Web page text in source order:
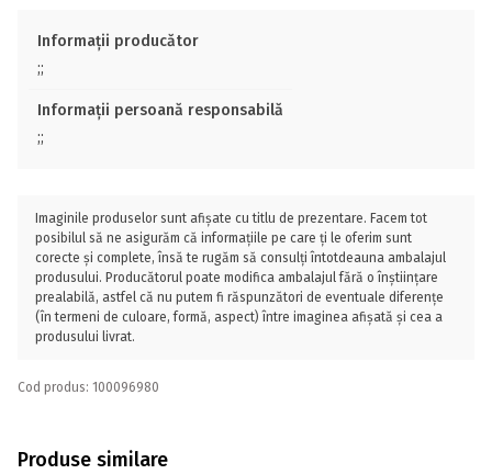
Informații producător
;;
Informații persoană responsabilă
;;
Imaginile produselor sunt afișate cu titlu de prezentare. Facem tot
posibilul să ne asigurăm că informațiile pe care ți le oferim sunt
corecte și complete, însă te rugăm să consulți întotdeauna ambalajul
produsului. Producătorul poate modifica ambalajul fără o înștiințare
prealabilă, astfel că nu putem fi răspunzători de eventuale diferențe
(în termeni de culoare, formă, aspect) între imaginea afișată și cea a
produsului livrat.
Cod produs: 100096980
Produse similare